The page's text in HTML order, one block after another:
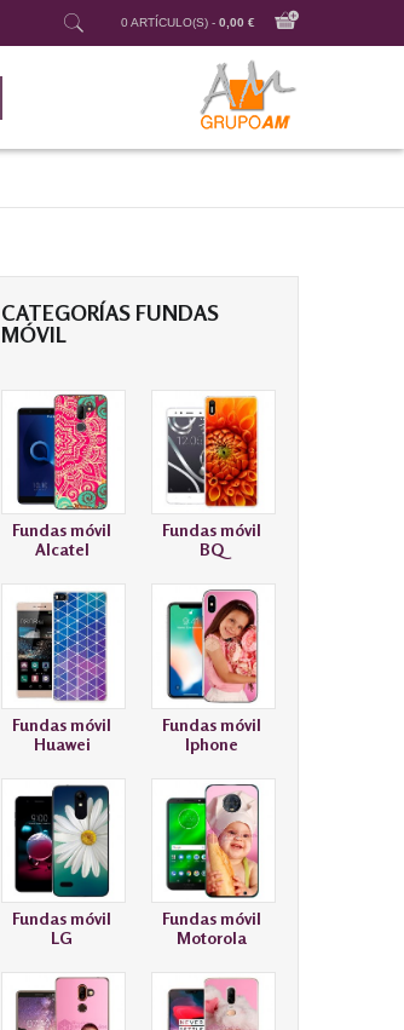
0 ARTÍCULO(S) - 0,00 €
CATEGORÍAS FUNDAS
MÓVIL
Fundas móvil
Alcatel
Fundas móvil
BQ
Fundas móvil
Huawei
Fundas móvil
Iphone
Fundas móvil
LG
Fundas móvil
Motorola